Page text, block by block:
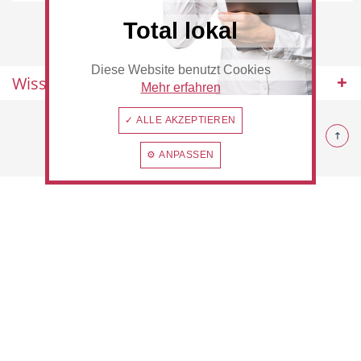
Beauty & Wellness Auto
Handwerk Sport & Freizeit
Wissenswertes
© 2026 Rommerskirchen
Total lokal
Diese Website benutzt Cookies
Mehr erfahren
✓ ALLE AKZEPTIEREN
⚙ ANPASSEN